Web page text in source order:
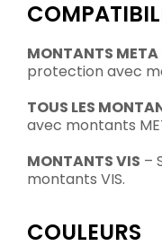
MONTANTS META
protection avec
TOUS LES
avec montants
MONTANTS VIS –
montants VIS.
COULEURS